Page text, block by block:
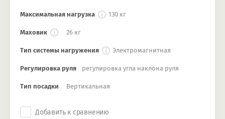
Максимальная нагрузка 130 кг
Маховик 26 кг
Тип системы нагружения Электромагнитная
Регулировка руля регулировка угла наклона руля
Тип посадки Вертикальная
Добавить к сравнению